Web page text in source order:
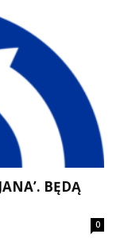
BĘDĄ
0